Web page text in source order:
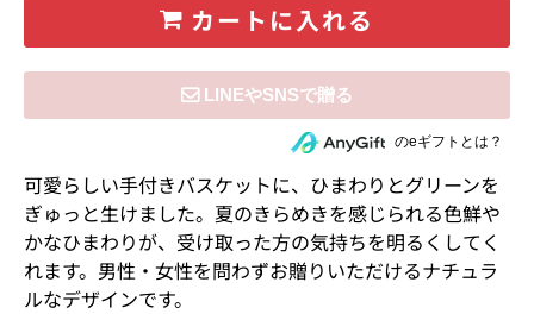
カートに入れる
住所を知らない相手にeギフトで贈るのeギフトとは？
可愛らしい手付きバスケットに、ひまわりとグリーンを
ぎゅっと生けました。夏のきらめきを感じられる色鮮や
かなひまわりが、受け取った方の気持ちを明るくしてく
れます。男性・女性を問わずお贈りいただけるナチュラ
ルなデザインです。